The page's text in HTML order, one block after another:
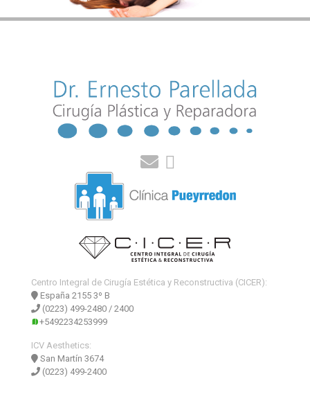
Centro Integral de Cirugía Estética y Reconstructiva (CICER):
España 2155 3º B
(0223) 499-2480 / 2400
+5492234253999
ICV Aesthetics:
San Martín 3674
(0223) 499-2400